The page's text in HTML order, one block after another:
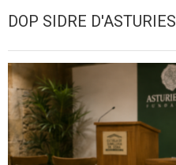
DOP SIDRE D'ASTURIES